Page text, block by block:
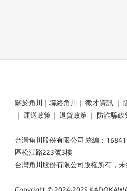
關於角川 ｜ 聯絡角川 ｜ 徵才資訊 ｜
｜ 運送政策 ｜ 退貨政策 ｜ 防詐騙政
台灣角川股份有限公司 統編：
區松江路223號3樓
台灣角川股份有限公司版權所有，